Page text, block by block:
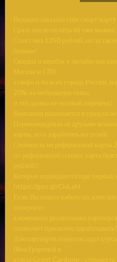
Недавно заказала себе смарт-
Сразу после оплаты ей уже можно
Стоит она 1250 рублей, но за
больше!
Скидки и кешбэк в онлайн-
Москве и СПб,
а скоро и во всех города России,
20% на мобильную связь,
и это далеко не полный перечень!
Компания развивается и
Порекомендовав её друзьям
карты, но и заработать на этом))
Стоимость не реферальной карты
по реферальной ссылке, карта
рублей!!
Которые оправдаются при первых
https://goo.gl/CivLeH
Если Вы ищите работу на дому
интернете
в компании реализована
позволяет прилично зарабатывать!
Для партнёров бонусом идут
(Яна Граусова) и
курсы Grant Cardone - стоимость